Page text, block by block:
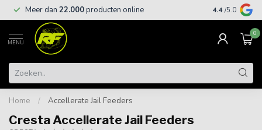
Meer dan 22.000producten online Gratis
4.4 /5.0
MENU
0
Home / Accellerate Jail Feeders
Cresta Accellerate Jail Feeders